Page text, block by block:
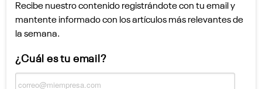
Recibe nuestro contenido registrándote con tu email y
mantente informado con los artículos más relevantes de
la semana.
¿Cuál es tu email?